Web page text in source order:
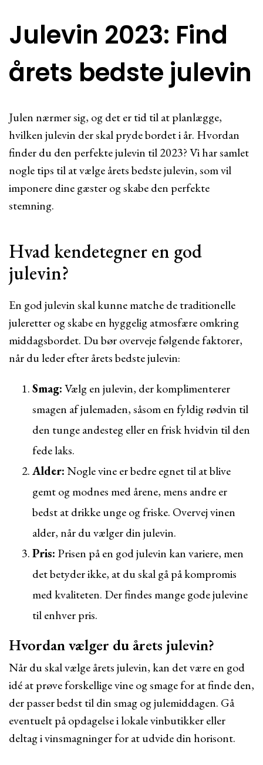
Julevin 2023: Find
årets bedste julevin
Julen nærmer sig, og det er tid til at planlægge,
hvilken julevin der skal pryde bordet i år. Hvordan
finder du den perfekte julevin til 2023? Vi har samlet
nogle tips til at vælge årets bedste julevin, som vil
imponere dine gæster og skabe den perfekte
stemning.
Hvad kendetegner en god
julevin?
En god julevin skal kunne matche de traditionelle
juleretter og skabe en hyggelig atmosfære omkring
middagsbordet. Du bør overveje følgende faktorer,
når du leder efter årets bedste julevin:
Smag:Vælg en julevin, der komplimenterer
smagen af julemaden, såsom en fyldig rødvin til
den tunge andesteg eller en frisk hvidvin til den
fede laks.
Alder:Nogle vine er bedre egnet til at blive
gemt og modnes med årene, mens andre er
bedst at drikke unge og friske. Overvej vinen
alder, når du vælger din julevin.
Pris: Prisen på en god julevin kan variere, men
det betyder ikke, at du skal gå på kompromis
med kvaliteten. Der findes mange gode julevine
til enhver pris.
Hvordan vælger du årets julevin?
Når du skal vælge årets julevin, kan det være en god
idé at prøve forskellige vine og smage for at finde den,
der passer bedst til din smag og julemiddagen. Gå
eventuelt på opdagelse i lokale vinbutikker eller
deltag i vinsmagninger for at udvide din horisont.